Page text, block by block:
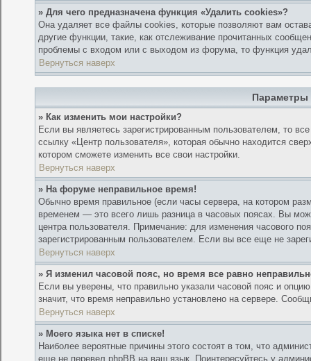
» Для чего предназначена функция «Удалить cookies»?
Она удаляет все файлы cookies, которые позволяют вам
другие функции, такие, как отслеживание прочитанных
проблемы с входом или с выходом из форума, то функция
Вернуться наверх
Параметры
» Как изменить мои настройки?
Если вы являетесь зарегистрированным пользователем, то
ссылку «Центр пользователя», которая обычно находится
котором сможете изменить все свои настройки.
Вернуться наверх
» На форуме неправильное время!
Обычно время правильное (если часы сервера, на котором
временем — это всего лишь разница в часовых поясах. Вы
центра пользователя. Примечание: для изменения часового
зарегистрированным пользователем. Если вы все еще не
Вернуться наверх
» Я изменил часовой пояс, но время все равно
Если вы уверены, что правильно указали часовой пояс и
значит, что время неправильно установлено на сервере.
Вернуться наверх
» Моего языка нет в списке!
Наиболее вероятные причины этого состоят в том, что
еще не перевел phpBB на ваш язык. Поинтересуйтесь у